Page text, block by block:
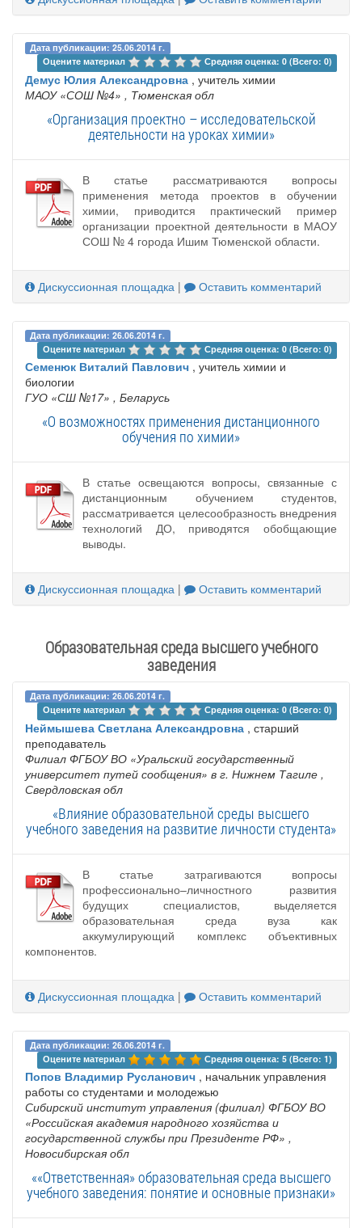
Дата публикации: 25.06.2014 г.
Оцените материал
Средняя оценка: 0 (Всего: 0)
Демус Юлия Александровна , учитель химии
МАОУ «СОШ №4» , Тюменская обл
«Организация проектно – исследовательской
деятельности на уроках химии»
В статье рассматриваются вопросы
применения метода проектов в обучении
химии, приводится практический пример
организации проектной деятельности в МАОУ
СОШ № 4 города Ишим Тюменской области.
Дискуссионная площадка | Оставить комментарий
Дата публикации: 26.06.2014 г.
Оцените материал
Средняя оценка: 0 (Всего: 0)
Семенюк Виталий Павлович , учитель химии и
биологии
ГУО «СШ №17» , Беларусь
«О возможностях применения дистанционного
обучения по химии»
В статье освещаются вопросы, связанные с
дистанционным обучением студентов,
рассматривается целесообразность внедрения
технологий ДО, приводятся обобщающие
выводы.
Дискуссионная площадка | Оставить комментарий
Образовательная среда высшего учебного
заведения
Дата публикации: 26.06.2014 г.
Оцените материал
Средняя оценка: 0 (Всего: 0)
Неймышева Светлана Александровна , старший
преподаватель
Филиал ФГБОУ ВО «Уральский государственный
университет путей сообщения» в г. Нижнем Тагиле ,
Свердловская обл
«Влияние образовательной среды высшего
учебного заведения на развитие личности студента»
В статье затрагиваются вопросы
профессионально–личностного развития
будущих специалистов, выделяется
образовательная среда вуза как
аккумулирующий комплекс объективных
компонентов.
Дискуссионная площадка | Оставить комментарий
Дата публикации: 26.06.2014 г.
Оцените материал
Средняя оценка: 5 (Всего: 1)
Попов Владимир Русланович , начальник управления
работы со студентами и молодежью
Сибирский институт управления (филиал) ФГБОУ ВО
«Российская академия народного хозяйства и
государственной службы при Президенте РФ» ,
Новосибирская обл
««Ответственная» образовательная среда высшего
учебного заведения: понятие и основные признаки»